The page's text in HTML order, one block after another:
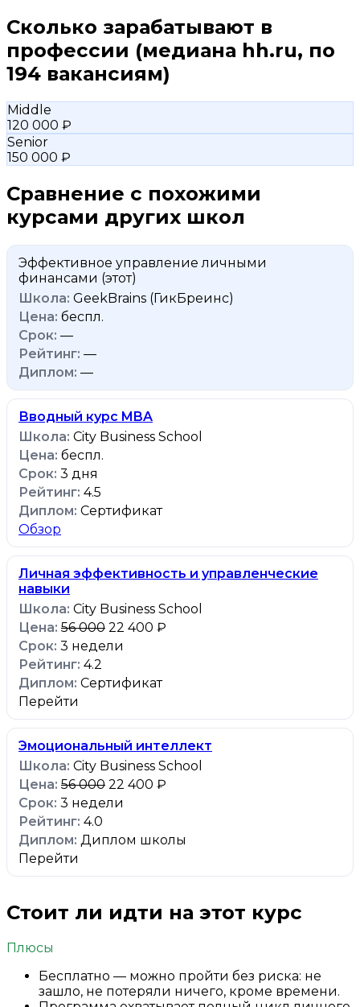
Сколько зарабатывают в
профессии (медиана hh.ru, по
194 вакансиям)
Middle
120 000 ₽
Senior
150 000 ₽
Сравнение с похожими
курсами других школ
Эффективное управление личными
финансами (этот)
GeekBrains (ГикБреинс)
беспл.
—
—
—
Вводный курс MBA
City Business School
беспл.
3 дня
4.5
Сертификат
Обзор
Личная эффективность и управленческие
навыки
City Business School
56 000 22 400 ₽
3 недели
4.2
Сертификат
Перейти
Эмоциональный интеллект
City Business School
56 000 22 400 ₽
3 недели
4.0
Диплом школы
Перейти
Стоит ли идти на этот курс
Плюсы
Бесплатно — можно пройти без риска: не
зашло, не потеряли ничего, кроме времени.